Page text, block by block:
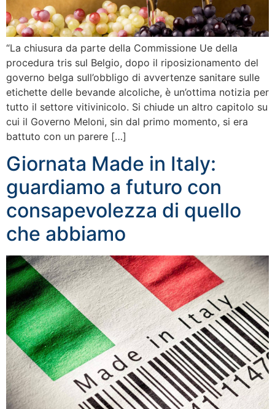
“La chiusura da parte della Commissione Ue della
procedura tris sul Belgio, dopo il riposizionamento del
governo belga sull’obbligo di avvertenze sanitare sulle
etichette delle bevande alcoliche, è un’ottima notizia per
tutto il settore vitivinicolo. Si chiude un altro capitolo su
cui il Governo Meloni, sin dal primo momento, si era
battuto con un parere […]
Giornata Made in Italy:
guardiamo a futuro con
consapevolezza di quello
che abbiamo